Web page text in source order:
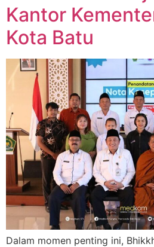
Kantor
Kota Batu
Dalam momen penting ini,